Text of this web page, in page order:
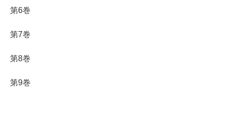
第6巻
第7巻
第8巻
第9巻